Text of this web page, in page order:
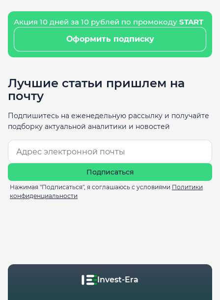
Акция 10 дней за 10 рублей по промокоду START
Оформить подписку
Лучшие статьи пришлем на
почту
Подпишитесь на еженедельную рассылку и получайте
подборку актуальной аналитики и новостей
Подписаться
Нажимая "Подписаться", я соглашаюсь с условиями Политики
конфиденциальности
Invest-Era